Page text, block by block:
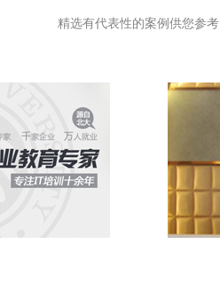
精选有代表性的案例供您参考